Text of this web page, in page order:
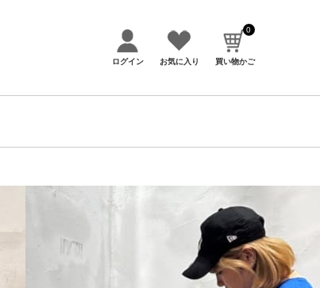
ログイン お気に入り
0
買い物かご